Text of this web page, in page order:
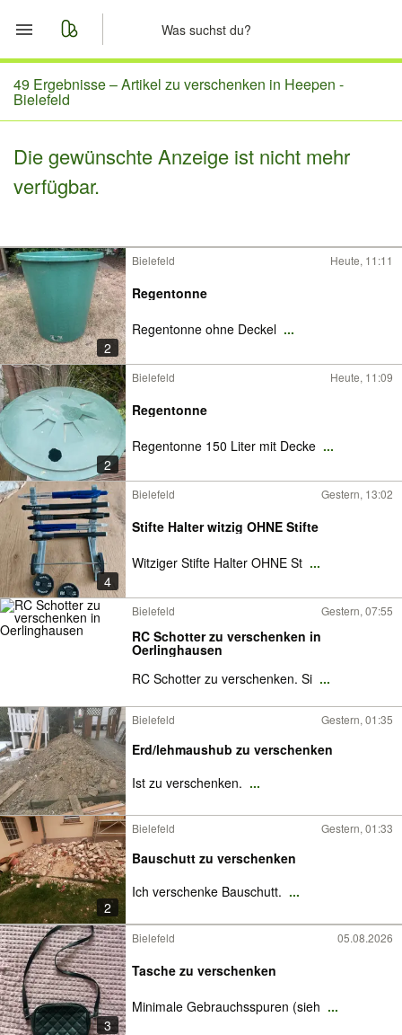
Start
Merkliste
Nachrichten
49 Ergebnisse –Artikel zu verschenken in Heepen -
Bielefeld
Die gewünschte Anzeige ist nicht mehr
verfügbar.
2
Bielefeld Heute, 11:11
Regentonne
Regentonne ohne Deckel ...
2
Bielefeld Heute, 11:09
Regentonne
Regentonne 150 Liter mit Decke ...
4
Bielefeld Gestern, 13:02
Stifte Halter witzig OHNE Stifte
Witziger Stifte Halter OHNE St ...
Bielefeld Gestern, 07:55
RC Schotter zu verschenken in
Oerlinghausen
RC Schotter zu verschenken. Si ...
Bielefeld Gestern, 01:35
Erd/lehmaushub zu verschenken
Ist zu verschenken. ...
2
Bielefeld Gestern, 01:33
Bauschutt zu verschenken
Ich verschenke Bauschutt. ...
3
Bielefeld 05.08.2026
Tasche zu verschenken
Minimale Gebrauchsspuren (sieh ...